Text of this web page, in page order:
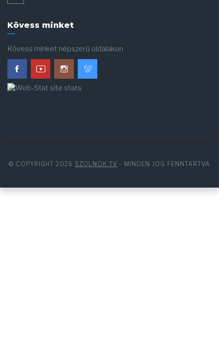
Kövess minket
Kövess minket népszerű oldalakon
© COPYRIGHT 2026 SZOLNOK TV - MINDEN JOG FENNTARTVA